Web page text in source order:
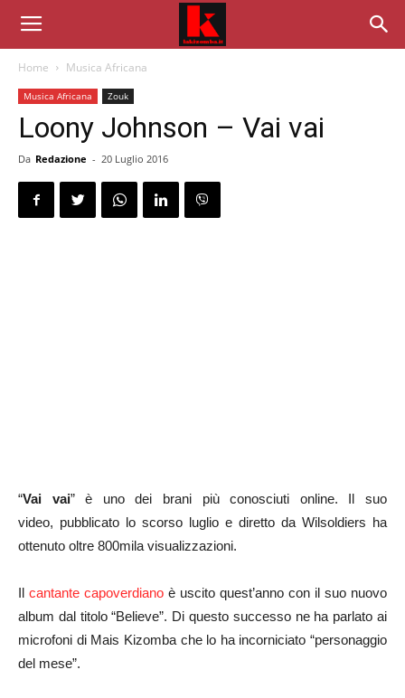
Home Musica Africana
Musica Africana Zouk
Loony Johnson – Vai vai
Da Redazione - 20 Luglio 2016
“Vai vai” è uno dei brani più conosciuti online. Il suo
video, pubblicato lo scorso luglio e diretto da Wilsoldiers ha
ottenuto oltre 800mila visualizzazioni.
Il cantante capoverdiano è uscito quest’anno con il suo nuovo
album dal titolo “Believe”. Di questo successo ne ha parlato ai
microfoni di Mais Kizomba che lo ha incorniciato “personaggio
del mese”.